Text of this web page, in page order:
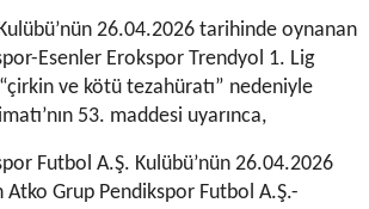
26.04.2026 tarihinde oynanan
Esenler Erokspor Trendyol 1. Lig
ve kötü tezahüratı” nedeniyle
53. maddesi uyarınca,
Futbol A.Ş. Kulübü’nün 26.04.2026
Grup Pendikspor Futbol A.Ş.-